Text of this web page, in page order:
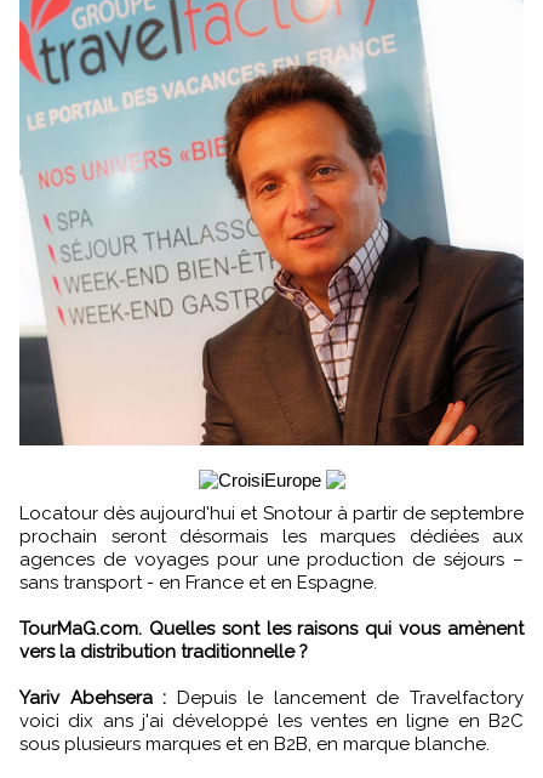
Locatour dès aujourd'hui et Snotour à partir de septembre
prochain seront désormais les marques dédiées aux
agences de voyages pour une production de séjours –
sans transport - en France et en Espagne.
TourMaG.com. Quelles sont les raisons qui vous amènent
vers la distribution traditionnelle ?
Yariv Abehsera : Depuis le lancement de Travelfactory
voici dix ans j'ai développé les ventes en ligne en B2C
sous plusieurs marques et en B2B, en marque blanche.